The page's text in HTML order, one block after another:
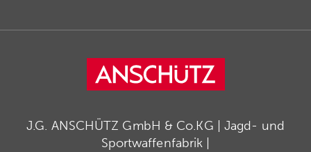
J.G. ANSCHÜTZ GmbH & Co.KG | Jagd- und
Sportwaffenfabrik |